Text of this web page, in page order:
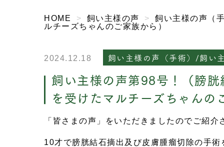
HOME 飼い主様の声
飼い主様の声（
ルチーズちゃんのご家族から）
2024.12.18 飼い主様の声（手術）/飼い
飼い主様の声第98号！（膀
を受けたマルチーズちゃんの
「皆さまの声」をいただきましたのでご紹介
10才で膀胱結石摘出及び皮膚腫瘤切除の手